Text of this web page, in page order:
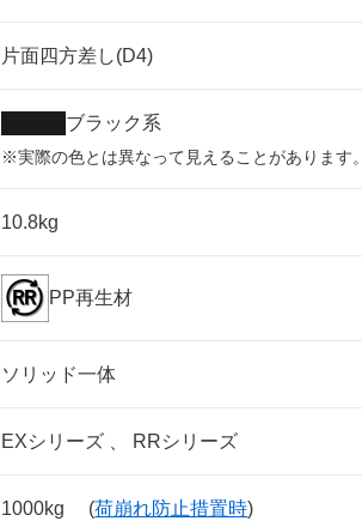
片面四方差し(D4)
ブラック系
※実際の色とは異なって見えることがあります。
10.8kg
PP再生材
ソリッド一体
EXシリーズ 、 RRシリーズ
1000kg (荷崩れ防止措置時)